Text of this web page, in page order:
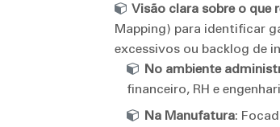
Visão clara sobre o que
Mapping) para identificar
excessivos ou backlog de
No ambiente
financeiro, RH e
Na Manufatura: